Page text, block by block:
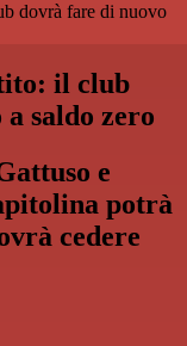
dovrà fare di nuovo
il club
saldo zero
e
potrà
cedere